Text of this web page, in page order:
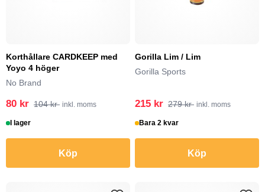
Korthållare CARDKEEP med
Yoyo 4 höger
No Brand
80 kr 104 kr inkl. moms
I lager
Köp
Gorilla Lim / Lim
Gorilla Sports
215 kr 279 kr inkl. moms
Bara 2 kvar
Köp